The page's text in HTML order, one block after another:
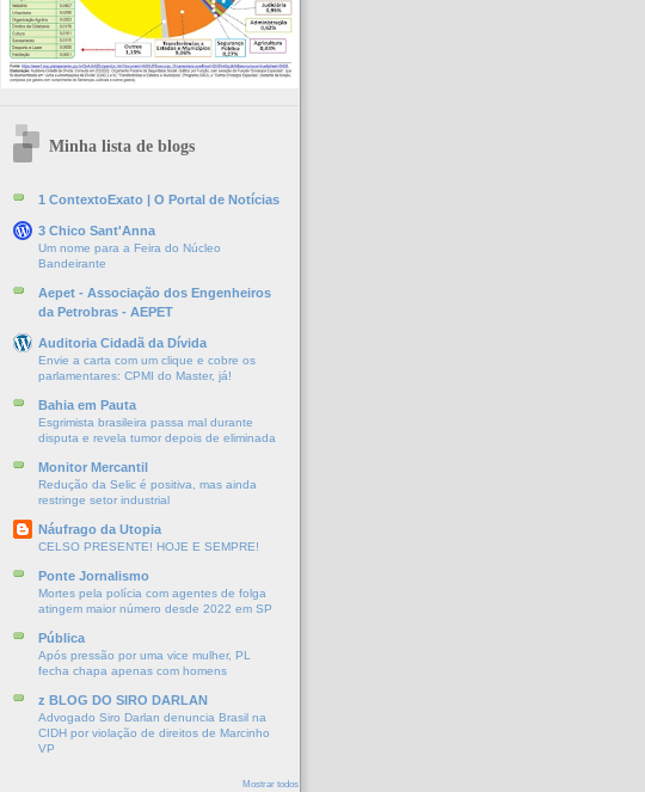
Minha lista de blogs
1 ContextoExato | O Portal de Notícias
3 Chico Sant'Anna
Um nome para a Feira do Núcleo
Bandeirante
Aepet - Associação dos Engenheiros
da Petrobras - AEPET
Auditoria Cidadã da Dívida
Envie a carta com um clique e cobre os
parlamentares: CPMI do Master, já!
Bahia em Pauta
Esgrimista brasileira passa mal durante
disputa e revela tumor depois de eliminada
Monitor Mercantil
Redução da Selic é positiva, mas ainda
restringe setor industrial
Náufrago da Utopia
CELSO PRESENTE! HOJE E SEMPRE!
Ponte Jornalismo
Mortes pela polícia com agentes de folga
atingem maior número desde 2022 em SP
Pública
Após pressão por uma vice mulher, PL
fecha chapa apenas com homens
z BLOG DO SIRO DARLAN
Advogado Siro Darlan denuncia Brasil na
CIDH por violação de direitos de Marcinho
VP
Mostrar todos